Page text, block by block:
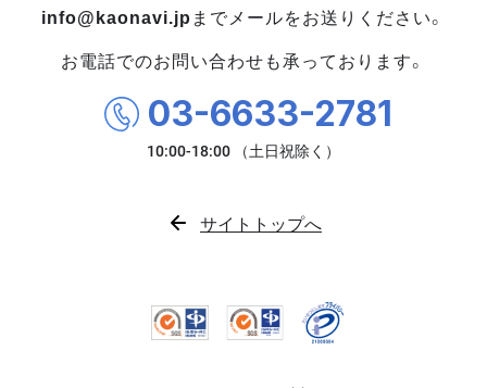
info@kaonavi.jp までメールをお送りください。
お電話でのお問い合わせも承っております。
03-6633-2781
サイトトップへ